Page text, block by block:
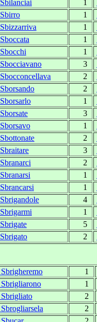
Sbilanciai 1
Sbirro 1
Sbizzarriva 1
Sboccata 1
Sbocchi 1
Sbocciavano 3
Sbocconcellava 2
Sborsando 2
Sborsarlo 1
Sborsate 3
Sborsavo 1
Sbottonate 2
Sbraitare 3
Sbranarci 2
Sbranarsi 1
Sbrancarsi 1
Sbrigandole 4
Sbrigarmi 1
Sbrigate 5
Sbrigato 2
Sbrigheremo
1
Sbrigliarono
1
Sbrigliato
2
Sbrogliarsela
2